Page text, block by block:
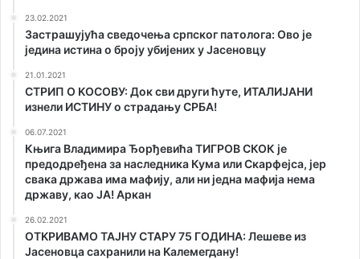
23.02.2021
Застрашујућа сведочења српског патолога: Ово је
једина истина о броју убијених у Јасеновцу
21.01.2021
СТРИП О KОСОВУ: Док сви други ћуте, ИТАЛИЈАНИ
изнели ИСТИНУ о страдању СРБА!
06.07.2021
Књига Владимира Ђорђевића ТИГРОВ СКОК је
предодређена за наследника Кума или Скарфејса, јер
свака држава има мафију, али ни једна мафија нема
државу, као ЈА! Аркан
26.02.2021
ОТKРИВАМО ТАЈНУ СТАРУ 75 ГОДИНА: Лешеве из
Јасеновца сахранили на Kалемегдану!